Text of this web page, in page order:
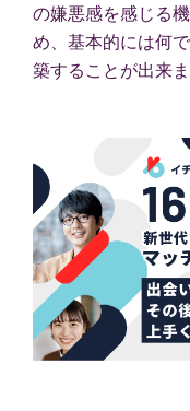
の嫌悪感を感じる
め、基本的には何
築することが出来ま